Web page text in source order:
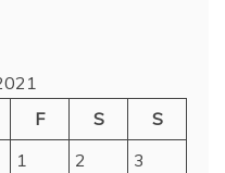
F S
S
1
2
3